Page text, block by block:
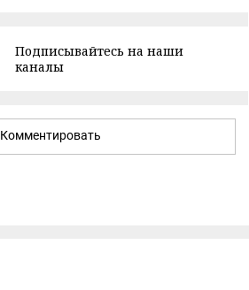
Подписывайтесь на наши
каналы
Комментировать